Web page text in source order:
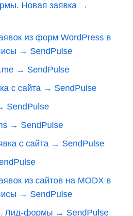
Новая заявка →
из форм WordPress в
→ SendPulse
→ SendPulse
с сайта → SendPulse
SendPulse
→ SendPulse
с сайта → SendPulse
из сайтов на MODX в
→ SendPulse
Лид-формы → SendPulse